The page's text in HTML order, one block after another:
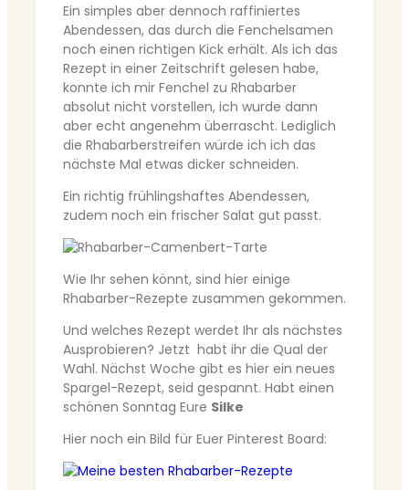
Ein simples aber dennoch raffiniertes
Abendessen, das durch die Fenchelsamen
noch einen richtigen Kick erhält. Als ich das
Rezept in einer Zeitschrift gelesen habe,
konnte ich mir Fenchel zu Rhabarber
absolut nicht vorstellen, ich wurde dann
aber echt angenehm überrascht. Lediglich
die Rhabarberstreifen würde ich ich das
nächste Mal etwas dicker schneiden.
Ein richtig frühlingshaftes Abendessen,
zudem noch ein frischer Salat gut passt.
Wie Ihr sehen könnt, sind hier einige
Rhabarber-Rezepte zusammen gekommen.
Und welches Rezept werdet Ihr als nächstes
Ausprobieren? Jetzt habt ihr die Qual der
Wahl. Nächst Woche gibt es hier ein neues
Spargel-Rezept, seid gespannt. Habt einen
schönen Sonntag Eure Silke
Hier noch ein Bild für Euer Pinterest Board: